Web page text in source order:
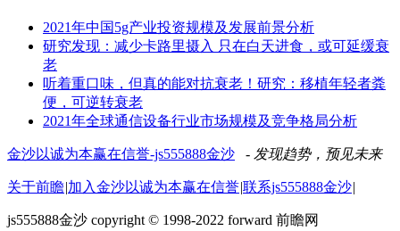
2021年中国5g产业投资规模及发展前景分析
研究发现：减少卡路里摄入 只在白天进食，或可延缓衰
老
听着重口味，但真的能对抗衰老！研究：移植年轻者粪
便，可逆转衰老
2021年全球通信设备行业市场规模及竞争格局分析
金沙以诚为本赢在信誉-js555888金沙 - 发现趋势，预见未来
关于前瞻|加入金沙以诚为本赢在信誉|联系js555888金沙|
js555888金沙 copyright © 1998-2022 forward 前瞻网